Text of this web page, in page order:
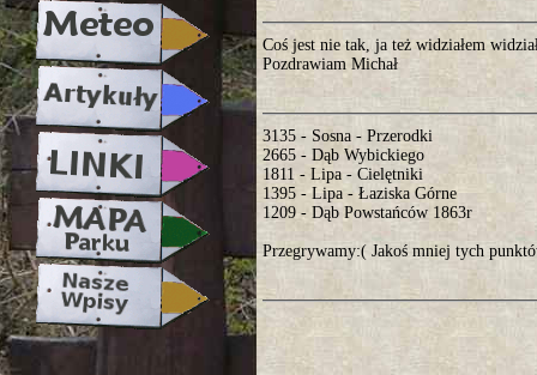
Coś jest nie tak, ja też widziałem
Pozdrawiam Michał
3135 - Sosna - Przerodki
2665 - Dąb Wybickiego
1811 - Lipa - Cielętniki
1395 - Lipa - Łaziska Górne
1209 - Dąb Powstańców 1863r
Przegrywamy:( Jakoś mniej tych